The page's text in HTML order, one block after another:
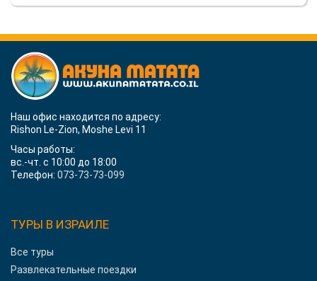
Наш офис находится по адресу:
Rishon Le-Zion, Moshe Levi 11
Часы работы:
вс.-чт. с 10:00 до 18:00
Телефон: 073-73-73-099
ТУРЫ В ИЗРАИЛЕ
Все туры
Развлекательные поездки